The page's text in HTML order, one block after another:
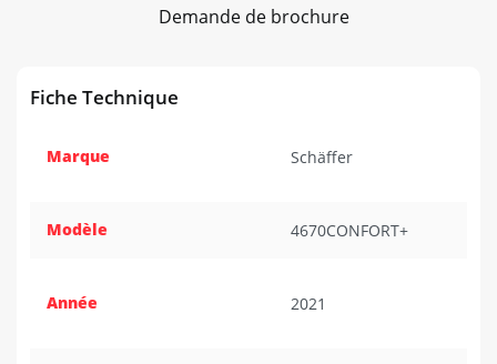
Demande de brochure
Fiche Technique
Marque Schäffer
Modèle 4670CONFORT+
Année 2021